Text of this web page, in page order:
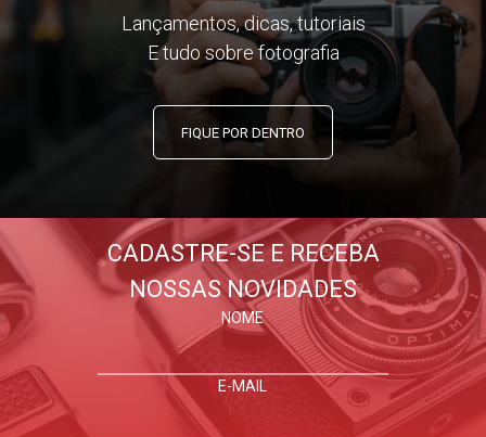
Lançamentos, dicas, tutoriais
E tudo sobre fotografia
FIQUE POR DENTRO
CADASTRE-SE E RECEBA
NOSSAS NOVIDADES
NOME
E-MAIL